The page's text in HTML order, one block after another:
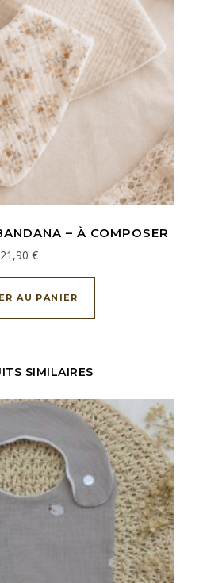
– À COMPOSER
21,90 €
AU PANIER
SIMILAIRES